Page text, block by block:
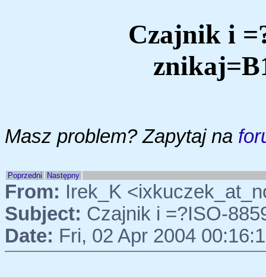
Czajnik i
Masz problem? Zapytaj na
Poprzedni Następny
From: Irek_K
Subject: Czajnik i =?ISO-
Date: Fri, 02 Apr 2004